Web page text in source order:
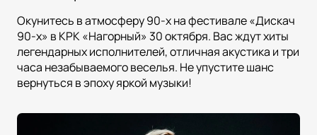
Окунитесь в атмосферу 90-х на фестивале «Дискач
90-х» в КРК «Нагорный» 30 октября. Вас ждут хиты
легендарных исполнителей, отличная акустика и три
часа незабываемого веселья. Не упустите шанс
вернуться в эпоху яркой музыки!